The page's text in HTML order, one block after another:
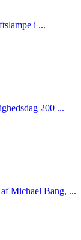
i ...
200 ...
Michael Bang, ...